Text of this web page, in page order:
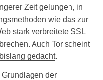
Zeit gelungen, in
wie das zur
stark verbreitete SSL
Auch Tor scheint
gedacht.
der